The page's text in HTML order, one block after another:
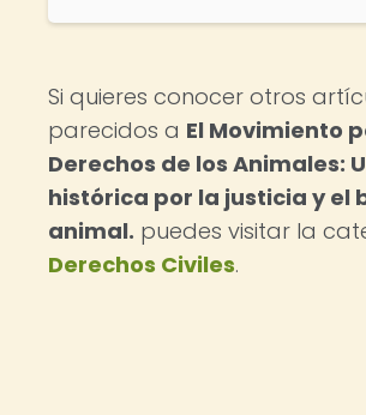
Si quieres conocer otros
parecidos a El Movimiento
Derechos de los Animales:
histórica por la justicia y el
animal. puedes visitar la
Derechos Civiles.